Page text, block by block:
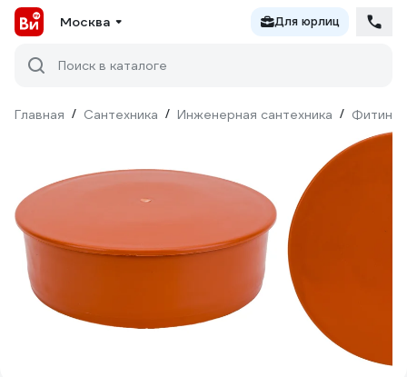
Москва Для юрлиц
Поиск в каталоге
Главная / Сантехника / Инженерная сантехника / Фитинги